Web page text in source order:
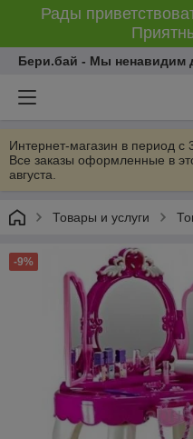
Рады
Бери.бай - Мы ненавидим
Интернет-магазин в период с
Все заказы оформленные в
августа.
Товары и услуги
-9%